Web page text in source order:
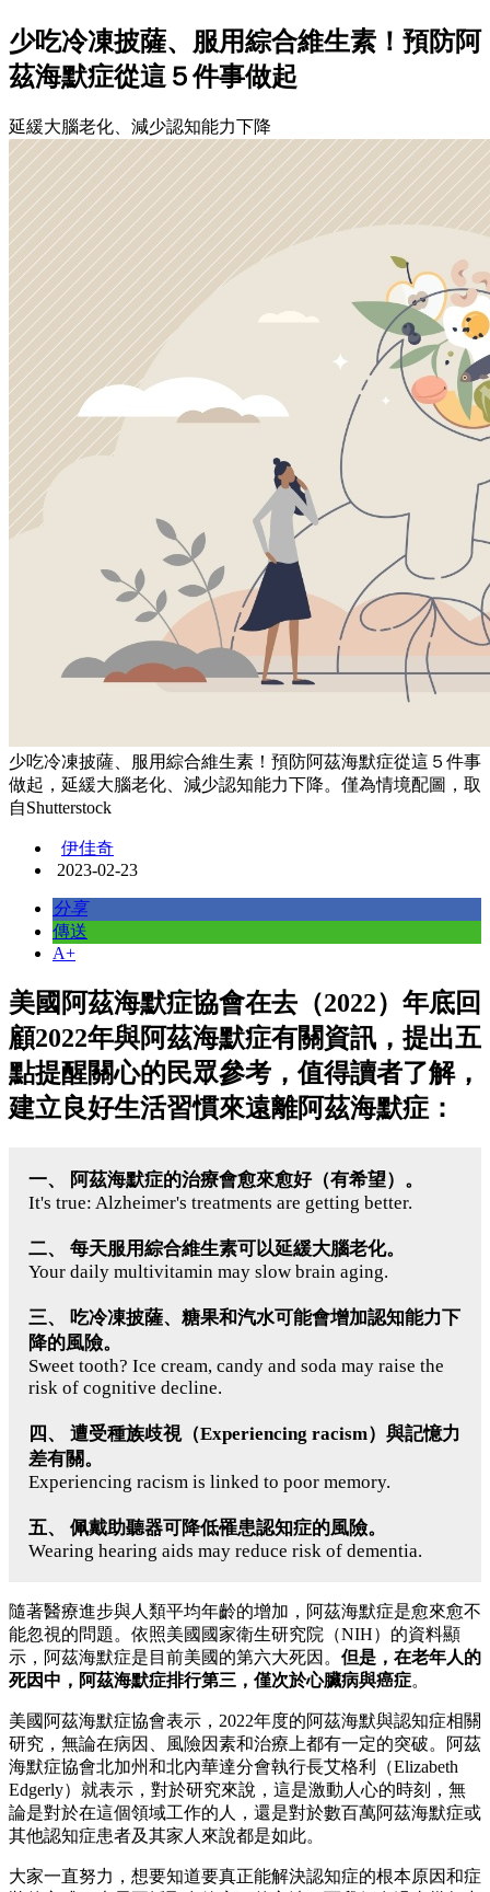
少吃冷凍披薩、服用綜合維生素！預防阿
茲海默症從這５件事做起
延緩大腦老化、減少認知能力下降
少吃冷凍披薩、服用綜合維生素！預防阿茲海默症從這５件事
做起，延緩大腦老化、減少認知能力下降。僅為情境配圖，取
自Shutterstock
伊佳奇
2023-02-23
分享
傳送
A+
美國阿茲海默症協會在去（2022）年底回
顧2022年與阿茲海默症有關資訊，提出五
點提醒關心的民眾參考，值得讀者了解，
建立良好生活習慣來遠離阿茲海默症：
一、 阿茲海默症的治療會愈來愈好（有希望）。
It's true: Alzheimer's treatments are getting better.
二、 每天服用綜合維生素可以延緩大腦老化。
Your daily multivitamin may slow brain aging.
三、 吃冷凍披薩、糖果和汽水可能會增加認知能力下
降的風險。
Sweet tooth? Ice cream, candy and soda may raise the
risk of cognitive decline.
四、 遭受種族歧視（Experiencing racism）與記憶力
差有關。
Experiencing racism is linked to poor memory.
五、 佩戴助聽器可降低罹患認知症的風險。
Wearing hearing aids may reduce risk of dementia.
隨著醫療進步與人類平均年齡的增加，阿茲海默症是愈來愈不
能忽視的問題。依照美國國家衛生研究院（NIH）的資料顯
示，阿茲海默症是目前美國的第六大死因。 但是，在老年人的
死因中，阿茲海默症排行第三，僅次於心臟病與癌症。
美國阿茲海默症協會表示，2022年度的阿茲海默與認知症相關
研究，無論在病因、風險因素和治療上都有一定的突破。阿茲
海默症協會北加州和北內華達分會執行長艾格利（Elizabeth
Edgerly）就表示，對於研究來說，這是激動人心的時刻，無
論是對於在這個領域工作的人，還是對於數百萬阿茲海默症或
其他認知症患者及其家人來說都是如此。
大家一直努力，想要知道要真正能解決認知症的根本原因和症